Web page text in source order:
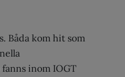
Båda kom hit som
inom IOGT